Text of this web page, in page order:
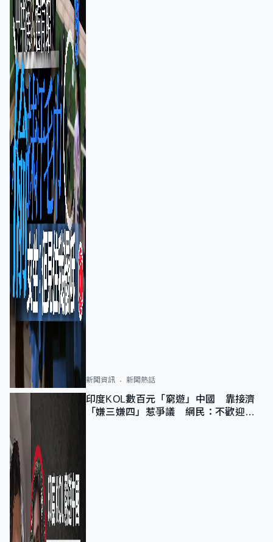
新聞資訊 新聞熱話
印度KOL數百元「窮遊」中國 靠接濟
「嫌三嫌四」惹爭議 網民：不歡迎劣